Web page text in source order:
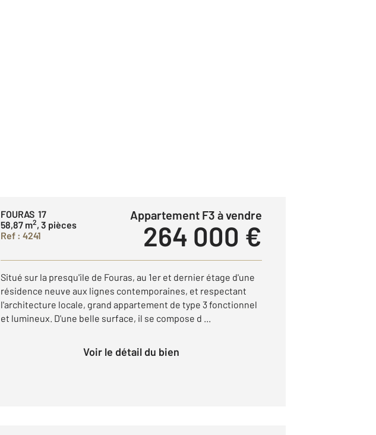
FOURAS 17
58,87 m2, 3 pièces
Ref : 4241
Appartement F3 à vendre
264 000 €
Situé sur la presqu'ile de Fouras, au 1er et dernier étage d'une
résidence neuve aux lignes contemporaines, et respectant
l'architecture locale, grand appartement de type 3 fonctionnel
et lumineux. D'une belle surface, il se compose d ...
Voir le détail du bien